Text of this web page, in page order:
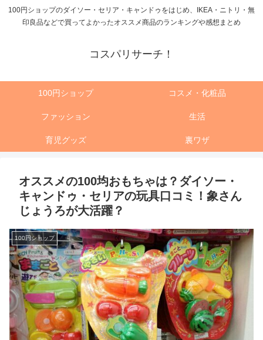
100円ショップのダイソー・セリア・キャンドゥをはじめ、IKEA・ニトリ・無
印良品などで買ってよかったオススメ商品のランキングや感想まとめ
コスパリサーチ！
100円ショップ コスメ・化粧品
ファッション 生活
育児グッズ 裏ワザ
オススメの100均おもちゃは？ダイソー・
キャンドゥ・セリアの玩具口コミ！象さん
じょうろが大活躍？
100円ショップ